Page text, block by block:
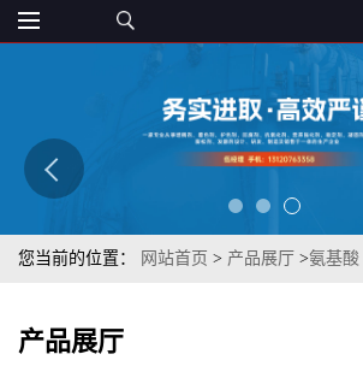
您当前的位置： 网站首页 > 产品展厅 >氨基酸
产品展厅